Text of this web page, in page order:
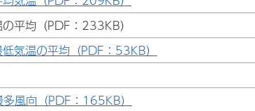
平均（PDF：233KB）
気温の平均（PDF：53KB）
風向（PDF：165KB）